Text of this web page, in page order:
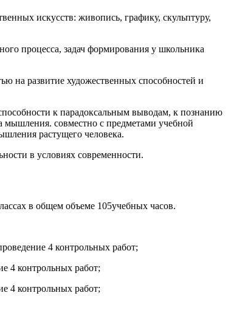
искусств: живопись, графику, скульптуру,
процесса, задач формирования у школьника
на развитие художественных способностей и
к парадоксальным выводам, к познанию
мышления. совместно с предметами учебной
растущего человека.
в условиях современности.
в общем объеме 105учебных часов.
4 контрольных работ;
4 контрольных работ;
4 контрольных работ;